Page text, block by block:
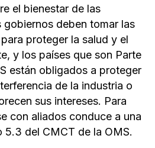
el bienestar de las
gobiernos deben tomar las
proteger la salud y el
y los países que son Parte
están obligados a proteger
de la industria o
sus intereses. Para
con aliados conduce a una
5.3 del CMCT de la OMS.